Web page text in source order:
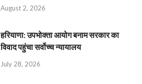
August 2, 2026
हरियाणा: उपभोक्ता आयोग बनाम सरकार का
विवाद पहुंचा सर्वोच्च न्यायालय
July 28, 2026